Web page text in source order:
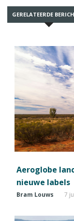
GERELATEERDE
Aeroglobe
nieuwe labels
Bram Louws 7